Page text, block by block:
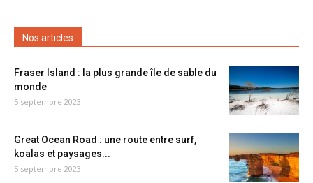
Nos articles
Fraser Island : la plus grande île de sable du
monde
5 septembre 2023
Great Ocean Road : une route entre surf,
koalas et paysages...
5 septembre 2023